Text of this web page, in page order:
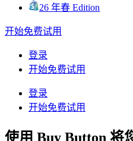
26 年春 Edition
开始免费试用
登录
开始免费试用
登录
开始免费试用
使用 Buy Button 将